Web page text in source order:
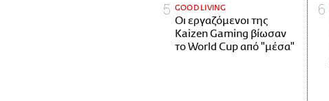
GOOD LIVING
Οι εργαζόμενοι της
Kaizen Gaming βίωσαν
το World Cup από "μέσα"